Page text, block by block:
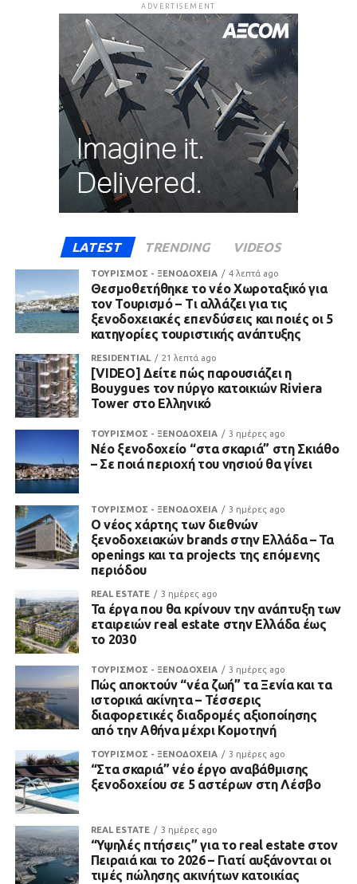
ADVERTISEMENT
LATEST TRENDING VIDEOS
ΤΟΥΡΙΣΜΟΣ - ΞΕΝΟΔΟΧΕΙΑ 4 λεπτά ago
Θεσμοθετήθηκε το νέο Χωροταξικό για
τον Τουρισμό – Τι αλλάζει για τις
ξενοδοχειακές επενδύσεις και ποιές οι 5
κατηγορίες τουριστικής ανάπτυξης
RESIDENTIAL 21 λεπτά ago
[VIDEO] Δείτε πώς παρουσιάζει η
Bouygues τον πύργο κατοικιών Riviera
Tower στο Ελληνικό
ΤΟΥΡΙΣΜΟΣ - ΞΕΝΟΔΟΧΕΙΑ 3 ημέρες ago
Νέο ξενοδοχείο “στα σκαριά” στη Σκιάθο
– Σε ποιά περιοχή του νησιού θα γίνει
ΤΟΥΡΙΣΜΟΣ - ΞΕΝΟΔΟΧΕΙΑ 3 ημέρες ago
Ο νέος χάρτης των διεθνών
ξενοδοχειακών brands στην Ελλάδα – Τα
openings και τα projects της επόμενης
περιόδου
REAL ESTATE 3 ημέρες ago
Τα έργα που θα κρίνουν την ανάπτυξη των
εταιρειών real estate στην Ελλάδα έως
το 2030
ΤΟΥΡΙΣΜΟΣ - ΞΕΝΟΔΟΧΕΙΑ 3 ημέρες ago
Πώς αποκτούν “νέα ζωή” τα Ξενία και τα
ιστορικά ακίνητα – Τέσσερις
διαφορετικές διαδρομές αξιοποίησης
από την Αθήνα μέχρι Κομοτηνή
ΤΟΥΡΙΣΜΟΣ - ΞΕΝΟΔΟΧΕΙΑ 3 ημέρες ago
“Στα σκαριά” νέο έργο αναβάθμισης
ξενοδοχείου σε 5 αστέρων στη Λέσβο
REAL ESTATE 3 ημέρες ago
“Υψηλές πτήσεις” για το real estate στον
Πειραιά και το 2026 – Γιατί αυξάνονται οι
τιμές πώλησης ακινήτων κατοικίας